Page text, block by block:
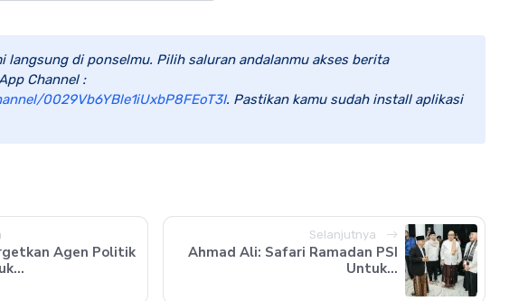
langsung di ponselmu. Pilih saluran andalanmu akses berita
Channel :
0029Vb6YBle1iUxbP8FEoT3I. Pastikan kamu sudah install aplikasi
Agen Politik
Selanjutnya
Ahmad Ali: Safari Ramadan PSI
Untuk...